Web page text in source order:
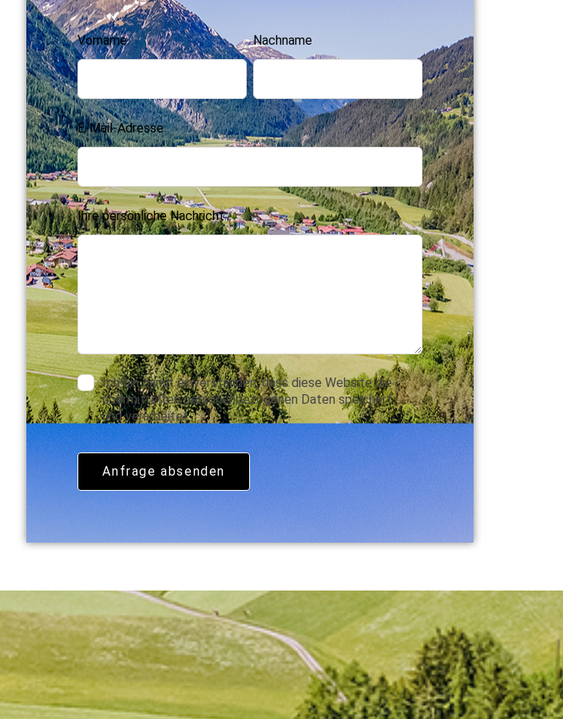
Vorname Nachname
E-Mail-Adresse
Ihre persönliche Nachricht:
Ich bin damit einverstanden, dass diese Website die
übermittelten personenbezogenen Daten speichert
und verarbeitet.
Anfrage absenden